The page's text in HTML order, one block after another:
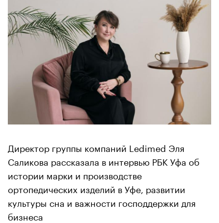
Директор группы компаний Ledimed Эля
Саликова рассказала в интервью РБК Уфа об
истории марки и производстве
ортопедических изделий в Уфе, развитии
культуры сна и важности господдержки для
бизнеса